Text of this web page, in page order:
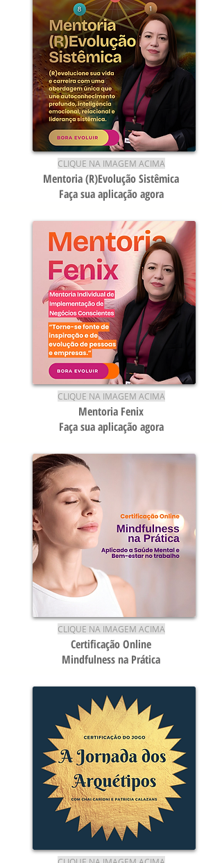
CLIQUE NA IMAGEM ACIMA
Mentoria (R)Evolução Sistêmica
Faça sua aplicação agora
CLIQUE NA IMAGEM ACIMA
Mentoria Fenix
Faça sua aplicação agora
CLIQUE NA IMAGEM ACIMA
Certificação Online
Mindfulness na Prática